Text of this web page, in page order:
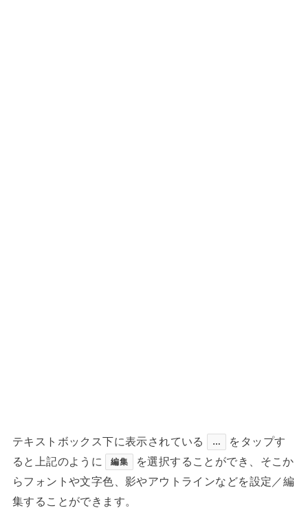
テキストボックス下に表示されている …
をタップす
ると上記のように
編集
を選択することができ、そこか
らフォントや文字色、影やアウトラインなどを設定／編
集することができます。